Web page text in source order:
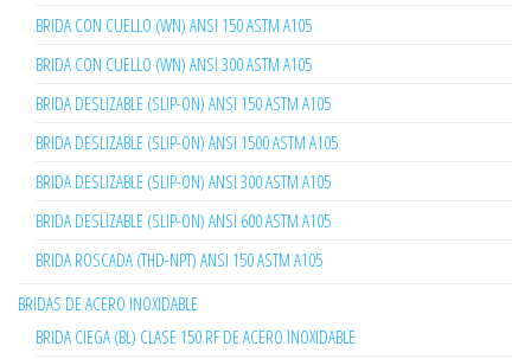
BRIDA CON CUELLO (WN) ANSI 150 ASTM A105
BRIDA CON CUELLO (WN) ANSI 300 ASTM A105
BRIDA DESLIZABLE (SLIP-ON) ANSI 150 ASTM A105
BRIDA DESLIZABLE (SLIP-ON) ANSI 1500 ASTM A105
BRIDA DESLIZABLE (SLIP-ON) ANSI 300 ASTM A105
BRIDA DESLIZABLE (SLIP-ON) ANSI 600 ASTM A105
BRIDA ROSCADA (THD-NPT) ANSI 150 ASTM A105
BRIDAS DE ACERO INOXIDABLE
BRIDA CIEGA (BL) CLASE 150 RF DE ACERO INOXIDABLE